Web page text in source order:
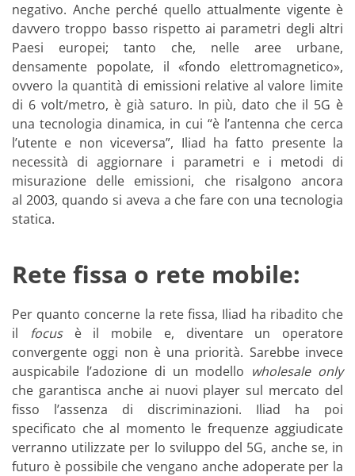
negativo. Anche perché quello attualmente vigente è
davvero troppo basso rispetto ai parametri degli altri
Paesi europei; tanto che, nelle aree urbane,
densamente popolate, il «fondo elettromagnetico»,
ovvero la quantità di emissioni relative al valore limite
di 6 volt/metro, è già saturo. In più, dato che il 5G è
una tecnologia dinamica, in cui “è l’antenna che cerca
l’utente e non viceversa”, Iliad ha fatto presente la
necessità di aggiornare i parametri e i metodi di
misurazione delle emissioni, che risalgono ancora
al 2003, quando si aveva a che fare con una tecnologia
statica.
Rete fissa o rete mobile:
Per quanto concerne la rete fissa, Iliad ha ribadito che
il
focusè il mobile e, diventare un operatore
convergente oggi non è una priorità. Sarebbe invece
auspicabile l’adozione di un modello wholesale only
che garantisca anche ai nuovi player sul mercato del
fisso l’assenza di discriminazioni. Iliad ha poi
specificato che al momento le frequenze aggiudicate
verranno utilizzate per lo sviluppo del 5G, anche se, in
futuro è possibile che vengano anche adoperate per la